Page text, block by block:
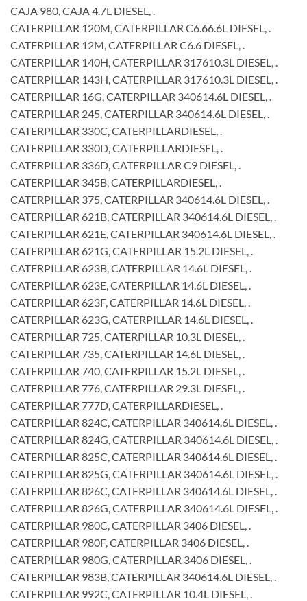
CAJA 980, CAJA 4.7L DIESEL, .
CATERPILLAR 120M, CATERPILLAR C6.66.6L DIESEL, .
CATERPILLAR 12M, CATERPILLAR C6.6 DIESEL, .
CATERPILLAR 140H, CATERPILLAR 317610.3L DIESEL, .
CATERPILLAR 143H, CATERPILLAR 317610.3L DIESEL, .
CATERPILLAR 16G, CATERPILLAR 340614.6L DIESEL, .
CATERPILLAR 245, CATERPILLAR 340614.6L DIESEL, .
CATERPILLAR 330C, CATERPILLARDIESEL, .
CATERPILLAR 330D, CATERPILLARDIESEL, .
CATERPILLAR 336D, CATERPILLAR C9 DIESEL, .
CATERPILLAR 345B, CATERPILLARDIESEL, .
CATERPILLAR 375, CATERPILLAR 340614.6L DIESEL, .
CATERPILLAR 621B, CATERPILLAR 340614.6L DIESEL, .
CATERPILLAR 621E, CATERPILLAR 340614.6L DIESEL, .
CATERPILLAR 621G, CATERPILLAR 15.2L DIESEL, .
CATERPILLAR 623B, CATERPILLAR 14.6L DIESEL, .
CATERPILLAR 623E, CATERPILLAR 14.6L DIESEL, .
CATERPILLAR 623F, CATERPILLAR 14.6L DIESEL, .
CATERPILLAR 623G, CATERPILLAR 14.6L DIESEL, .
CATERPILLAR 725, CATERPILLAR 10.3L DIESEL, .
CATERPILLAR 735, CATERPILLAR 14.6L DIESEL, .
CATERPILLAR 740, CATERPILLAR 15.2L DIESEL, .
CATERPILLAR 776, CATERPILLAR 29.3L DIESEL, .
CATERPILLAR 777D, CATERPILLARDIESEL, .
CATERPILLAR 824C, CATERPILLAR 340614.6L DIESEL, .
CATERPILLAR 824G, CATERPILLAR 340614.6L DIESEL, .
CATERPILLAR 825C, CATERPILLAR 340614.6L DIESEL, .
CATERPILLAR 825G, CATERPILLAR 340614.6L DIESEL, .
CATERPILLAR 826C, CATERPILLAR 340614.6L DIESEL, .
CATERPILLAR 826G, CATERPILLAR 340614.6L DIESEL, .
CATERPILLAR 980C, CATERPILLAR 3406 DIESEL, .
CATERPILLAR 980F, CATERPILLAR 3406 DIESEL, .
CATERPILLAR 980G, CATERPILLAR 3406 DIESEL, .
CATERPILLAR 983B, CATERPILLAR 340614.6L DIESEL, .
CATERPILLAR 992C, CATERPILLAR 10.4L DIESEL, .